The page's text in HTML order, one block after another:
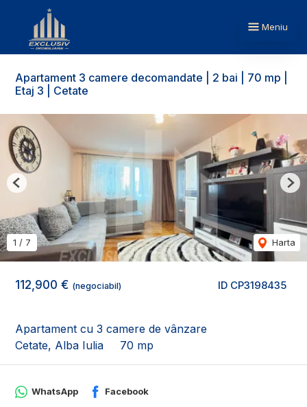
Meniu
Apartament 3 camere decomandate | 2 bai | 70 mp |
Etaj 3 | Cetate
ID CP3198435
112,900 € (negociabil)
Apartament cu 3 camere de vânzare
Cetate, Alba Iulia
70 mp
1 / 7 Harta
Previous
WhatsApp Facebook